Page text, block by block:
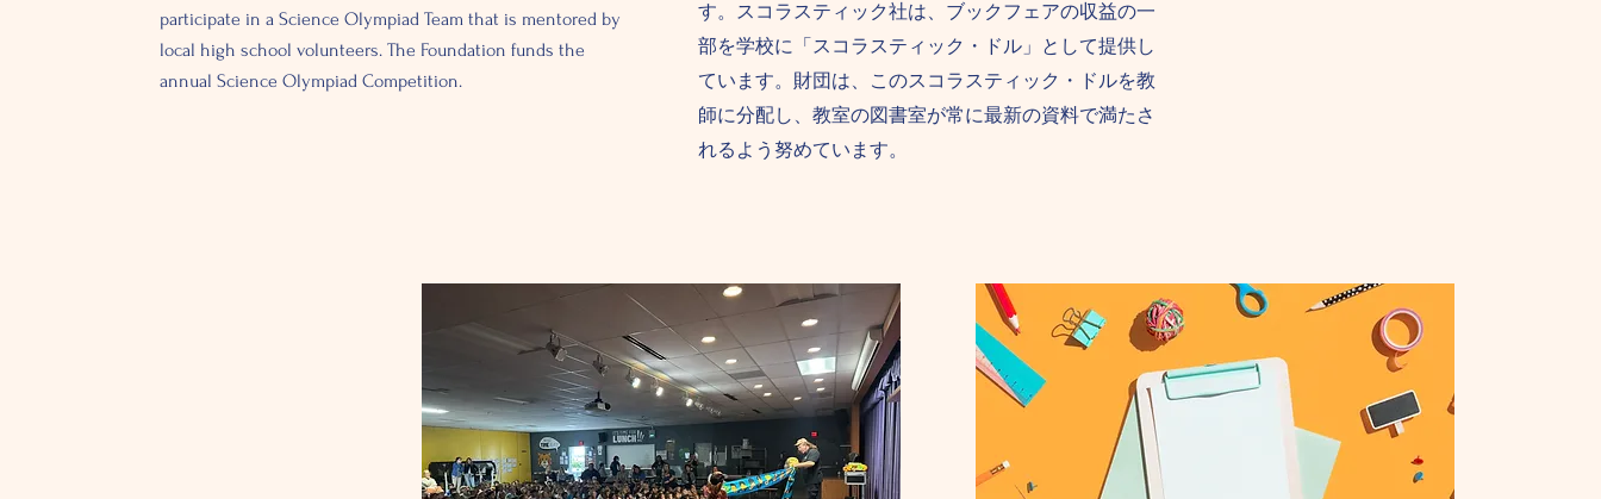
participate in a Science Olympiad Team that is mentored by
local high school volunteers. The Foundation funds the
annual Science Olympiad Competition.
す。スコラスティック社は、ブックフェアの収益の一
部を学校に「スコラスティック・ドル」として提供し
ています。財団は、このスコラスティック・ドルを教
師に分配し、教室の図書室が常に最新の資料で満たさ
れるよう努めています。